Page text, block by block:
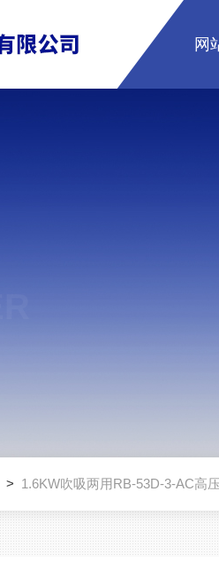
网
> 1.6KW吹吸两用RB-53D-3-AC高